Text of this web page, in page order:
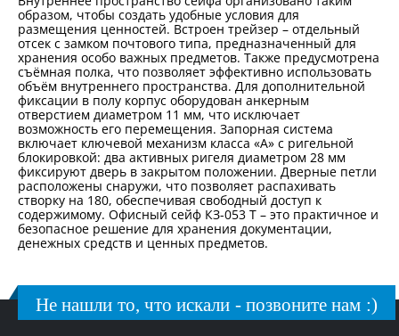
образом, чтобы создать удобные условия для
размещения ценностей. Встроен трейзер – отдельный
отсек с замком почтового типа, предназначенный для
хранения особо важных предметов. Также предусмотрена
съёмная полка, что позволяет эффективно использовать
объём внутреннего пространства. Для дополнительной
фиксации в полу корпус оборудован анкерным
отверстием диаметром 11 мм, что исключает
возможность его перемещения. Запорная система
включает ключевой механизм класса «А» с ригельной
блокировкой: два активных ригеля диаметром 28 мм
фиксируют дверь в закрытом положении. Дверные петли
расположены снаружи, что позволяет распахивать
створку на 180, обеспечивая свободный доступ к
содержимому. Офисный сейф КЗ-053 Т – это практичное и
безопасное решение для хранения документации,
денежных средств и ценных предметов.
Не нашли то, что искали - позвоните нам :)